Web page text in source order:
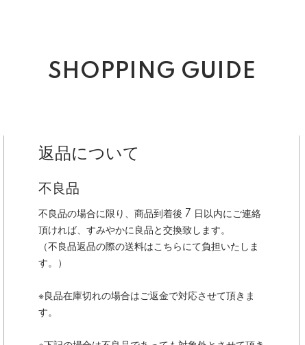
SHOPPING GUIDE
返品について
不良品
不良品の場合に限り、商品到着後 7 日以内にご連絡
頂ければ、すみやかに良品と交換致します。
（不良品返品の際の送料はこちらにて負担いたしま
す。）
※良品在庫切れの場合はご返金で対応させて頂きま
す。